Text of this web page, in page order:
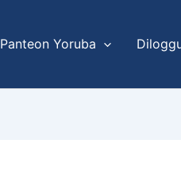
Panteon Yoruba